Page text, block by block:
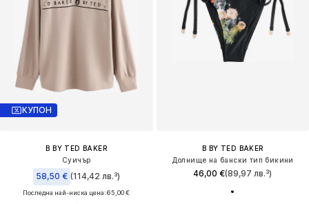
КУПОН
B BY TED BAKER
Суичър
58,50 € (114,42 лв.³)
Последна най-ниска цена:65,00 €
B BY TED BAKER
Долнище на бански тип бикини
46,00 €(89,97 лв.³)